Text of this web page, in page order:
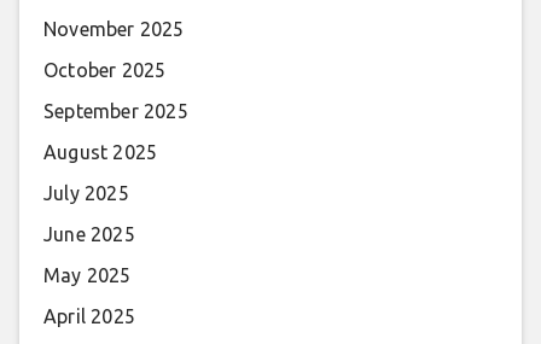
November 2025
October 2025
September 2025
August 2025
July 2025
June 2025
May 2025
April 2025